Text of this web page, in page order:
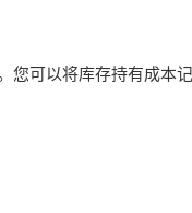
您可以将库存持有成本